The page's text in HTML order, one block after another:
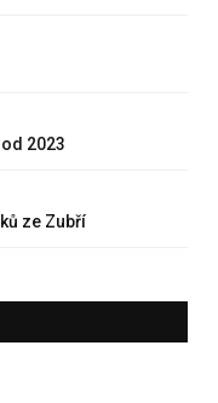
2023
ze Zubří